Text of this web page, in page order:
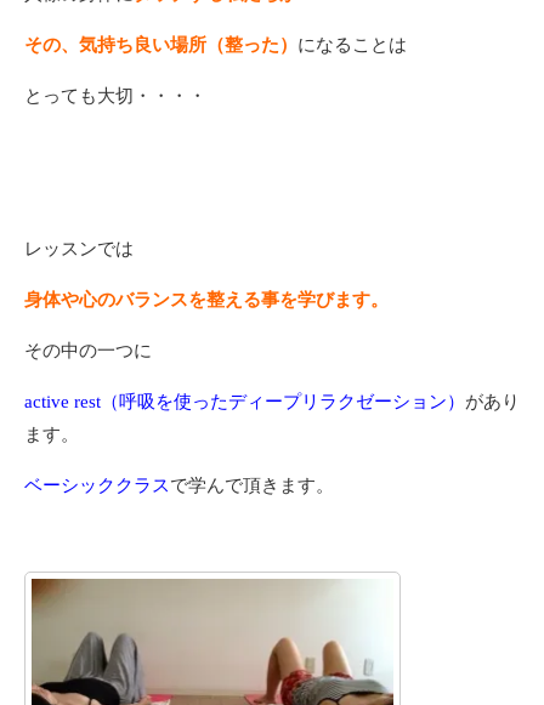
その、気持ち良い場所（整った） になることは
とっても大切・・・・
レッスンでは
身体や心のバランスを整える事を学びます。
その中の一つに
active rest（呼吸を使ったディープリラクゼーション） があり
ます。
ベーシッククラスで学んで頂きます。